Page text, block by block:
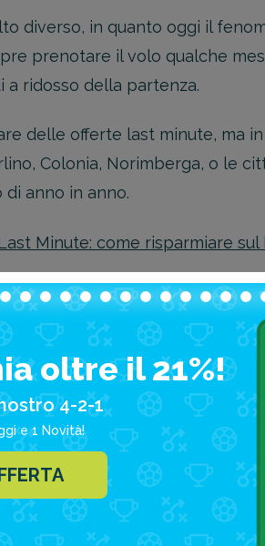
diverso, in quanto oggi il
prenotare il volo qualche
ridosso della partenza.
delle offerte last minute, ma
Colonia, Norimberga, o le
anno in anno.
Minute: come risparmiare
prenotare Last
importa dove, basta che sia
Visitando i siti di settore
posto nelle località più
ancora liberi a Ferragosto
prenotare
oltre il 21%!
4-2-1
e 1 Novità!